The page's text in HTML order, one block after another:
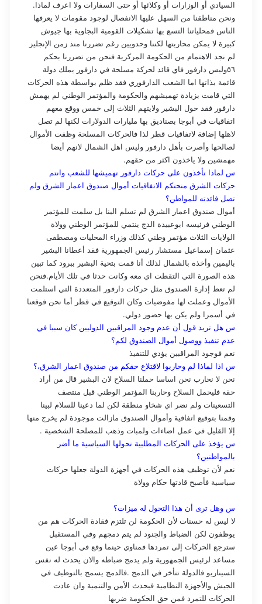
السيادي أو الوزارات أو وكلائها أو حتى السفارات ولا اعرف لماذا.
ونحن مناطقنا من السهل عليها الانفصال لوجود مقومات لا يعرفها
الناس فمحلياتنا التسع بها تشكيلات القومية البجاوية بها جيوش
كبيرة لا يمكن محاربتها لكننا وحدويين رغم تضررنا منذ زمن الإنجليز
لم نجد الاهتمام من الحكومة المركزية فنحن من تضررنا بحكم
٥٦وليس دارفور فاي قائد لحركة مسلحة في دارفور يملك دولة
قائمة بذاتها اما الشعب الدارفوري فقد ظلم بواسطة هذه الحركات
التي قامت بزيادة تهميشهم والحكومة والمؤتمر الوطني لم يهمش
دارفور فقد حول البشير ولايتهم الثلاث إلى خمس ووقع معهم
اتفاقيات في أبوجا بصناديق بها مليارات الدولارات لكنها لم تصل
لاهلها إضافة لاتفاقيات قطر لذا فالحركات المسلحة وظفت الأموال
لصالحها وأصرت بأهل دارفور وليس اهل الشمال لانهم أيضا
مهمشين ولا ياخذون اكثر من حقهم.
س لماذا تأخذون على حركات دارفور تهميشها للشعب وانتم
حركات الشرق منحتكم الاتفاقيات أموال صندوق اعمار الشرق ولم
تصل فائدته للمواطن؟
أموال صندوق اعمار الشرق لم تسلم الينا بل سلمت للمؤتمر
الوطني فرئيسه ابوعبيدة الدج ينتمي للمؤتمر الوطني وولاة
الولايات الثلاث مؤتمر وطني كذلك وزراء المحليات ومصطفى
عثمان إسماعيل مستشار رئيس الجمهورية فقد أعطانا البشير
باليمين وأخذه بالشمال لذلك أنا قمت بتحية البشير ببرود كما تبين
هذه الصورة التي التقطت اي معه وكانت حدثا في تلك الأيام.فنحن
لم تعط إدارة الصندوق مثل حركات دارفور المتعددة التي استلمت
الأموال وعملت لها مفوضيات وكان التوقيع في قطر أما نحن فوقعنا
في أسمرا ولم يكن بها حضور دولي.
س هل تريد قول أن عدم وجود المراقبين الدوليين كان سببا في
عدم تنفيذ ووصول أموال الصندوق لكم؟
نعم فوجود المراقبين يؤدي للتنفيذ
س اذا لماذا لم وحاربوا لاقتلاع حقكم من صندوق اعمار الشرق،؟
نحن لا نحارب نحن اساسا حملنا السلاح لان البشير قال من أراد
حقه فليحمل السلاح وحاربنا المؤتمر الوطني قبل منتصف
التسعينات ولم نضر اي شخاو منطقة لكن لما دعينا للسلام لبينا
وقمنا بتوقيع اتفاقية وأموال الصندوق مازالت موجودة لم يخرج منها
إلا القليل في عمل اضاءات ولمبات وذهب للمصلحة الشخصية .
س يؤخذ على الحركات المطلبية تحولها السياسية ما أضر
بالمواطنين؟
نعم لأن توظيف هذه الحركات في أجهزة الدولة جعلها حركات
سياسية فأصبح قادتها حكام وولاة
س وهل ترى أن هذا التحول له ميزات؟
لا ليس له حسنات لأن الحكومة لن تلتزم فقادة الحركات هم من
يوظفون لكن الضباط والجنود لم يتم دمجهم وفي المستقبل
سترجع الحركات إلى تمردها فمناوي حينما وقع في أبوجا عين
مساعد لرئيس الجمهورية ولم يدمج ضباطه والان يحدث له نفس
السيناريو فالدولة تتأخر في الدمج .فالدمج يسمح بالتوظيف في
الجيش والأجهزة النظامية فيحدث الأمن والتنمية وان عادت
الحركات للتمرد فمن حق الحكومة ضربها